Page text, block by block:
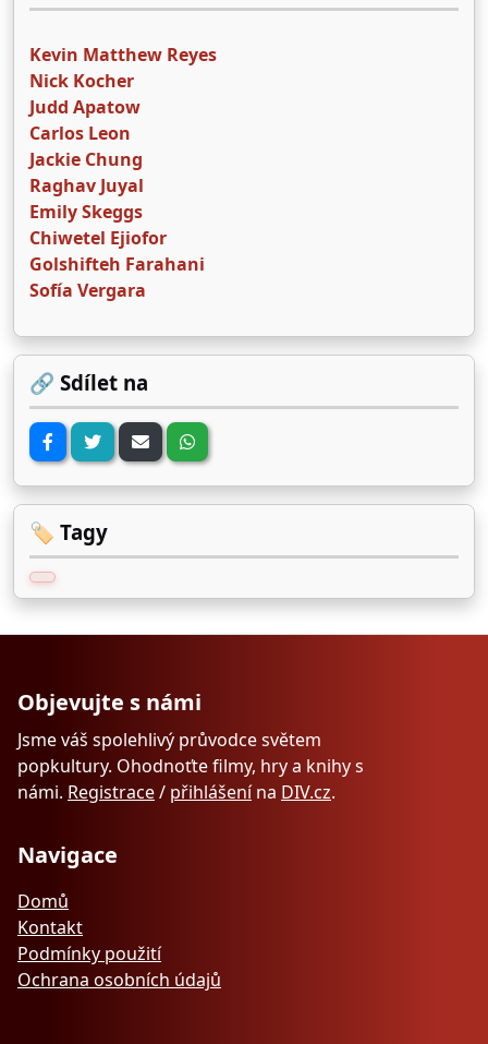
Kevin Matthew Reyes
Nick Kocher
Judd Apatow
Carlos Leon
Jackie Chung
Raghav Juyal
Emily Skeggs
Chiwetel Ejiofor
Golshifteh Farahani
Sofía Vergara
🔗 Sdílet na
🏷️ Tagy
Objevujte s námi
Jsme váš spolehlivý průvodce světem
popkultury. Ohodnoťte filmy, hry a knihy s
námi. Registrace/ přihlášenína DIV.cz.
Navigace
Domů
Kontakt
Podmínky použití
Ochrana osobních údajů